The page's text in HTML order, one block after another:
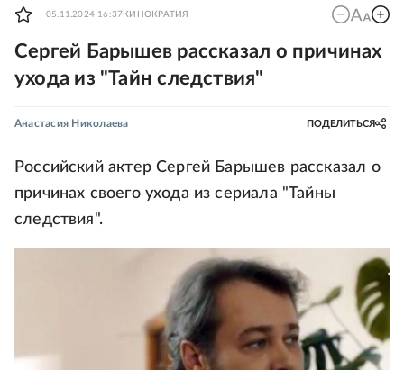
05.11.2024 16:37 КИНОКРАТИЯ
Сергей Барышев рассказал о причинах
ухода из "Тайн следствия"
Анастасия Николаева ПОДЕЛИТЬСЯ
Российский актер Сергей Барышев рассказал о
причинах своего ухода из сериала "Тайны
следствия".